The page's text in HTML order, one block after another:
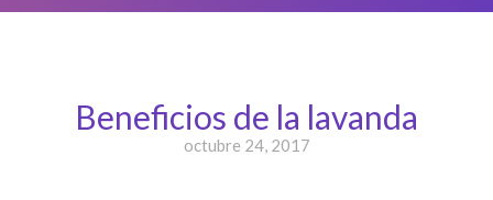
Beneficios de la lavanda
octubre 24, 2017